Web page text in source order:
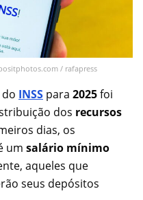
/ rafapress
do INSS para 2025foi
dos recursos
dias, os
um salário mínimo
aqueles que
seus depósitos